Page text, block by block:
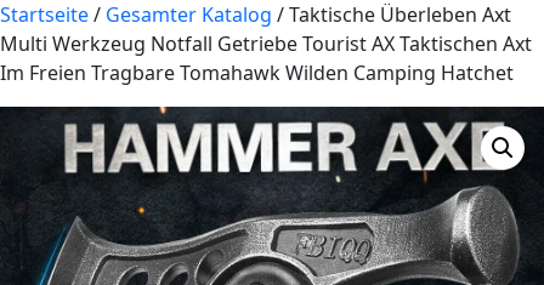
Startseite/ Gesamter Katalog / Taktische Überleben Axt
Multi Werkzeug Notfall Getriebe Tourist AX Taktischen Axt
Im Freien Tragbare Tomahawk Wilden Camping Hatchet